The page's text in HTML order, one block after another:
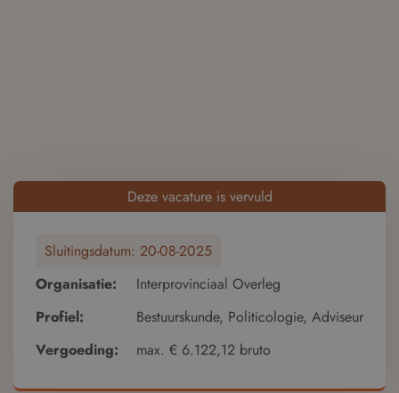
Deze vacature is vervuld
Sluitingsdatum: 20-08-2025
Organisatie:
Interprovinciaal Overleg
Profiel:
Bestuurskunde, Politicologie, Adviseur
Vergoeding:
max. € 6.122,12 bruto